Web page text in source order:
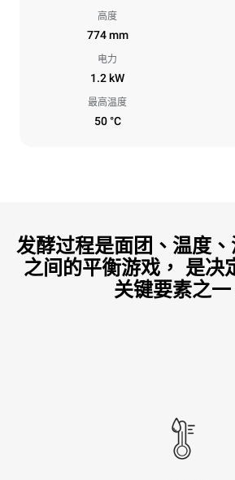
高度
774 mm
电力
1.2 kW
最高温度
50 °C
发酵过程是面团、温度
之间的平衡游戏， 是决
关键要素之一